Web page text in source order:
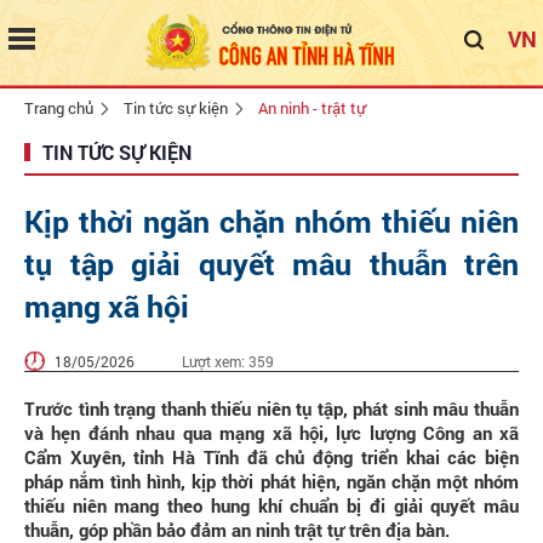
VN
Trang chủ Tin tức sự kiện An ninh - trật tự
TIN TỨC SỰ KIỆN
Kịp thời ngăn chặn nhóm thiếu niên
tụ tập giải quyết mâu thuẫn trên
mạng xã hội
18/05/2026 Lượt xem: 359
Trước tình trạng thanh thiếu niên tụ tập, phát sinh mâu thuẫn
và hẹn đánh nhau qua mạng xã hội, lực lượng Công an xã
Cẩm Xuyên, tỉnh Hà Tĩnh đã chủ động triển khai các biện
pháp nắm tình hình, kịp thời phát hiện, ngăn chặn một nhóm
thiếu niên mang theo hung khí chuẩn bị đi giải quyết mâu
thuẫn, góp phần bảo đảm an ninh trật tự trên địa bàn.